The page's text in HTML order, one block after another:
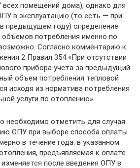
помещений дома), однако для
в эксплуатацию (то есть — при
предыдущем году) определение
потребления именно по
Согласно комментарию к
2 Правил 354 «При отсутствии
прибора учета за предыдущий
объем потребления тепловой
исходя из норматива потребления
услуги по отоплению».
необходимо отметить для случая
ОПУ при выборе способа оплаты
в течение года: в указанном
предъявляемая к оплате
после введения ОПУ в